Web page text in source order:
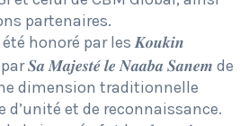
partenaires.
honoré par les 𝑲𝒐𝒖𝒌𝒊𝒏
𝑺𝒂 𝑴𝒂𝒋𝒆𝒔𝒕𝒆́ 𝒍𝒆 𝑵𝒂𝒂𝒃𝒂 𝑺𝒂𝒏𝒆𝒎 de
dimension traditionnelle
d’unité et de reconnaissance.